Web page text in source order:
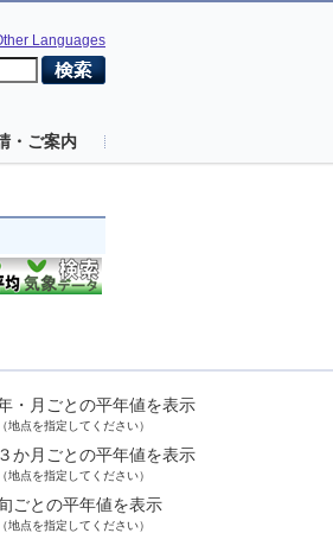
Languages
・ご案内
・月ごとの平年値を表示
（地点を指定してください）
３か月ごとの平年値を表示
（地点を指定してください）
ごとの平年値を表示
（地点を指定してください）